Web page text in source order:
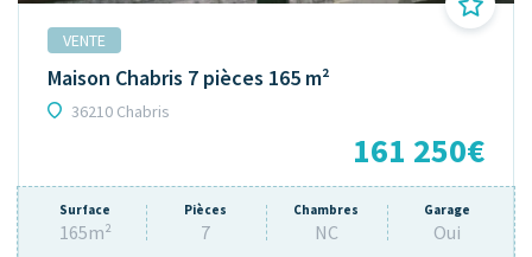
VENTE
Maison Chabris 7 pièces 165 m²
36210 Chabris
161 250€
Surface
165m²
Pièces
7
Chambres
NC
Garage
Oui